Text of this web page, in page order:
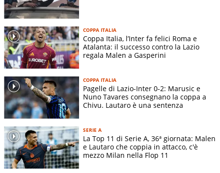
COPPA ITALIA
Coppa Italia, l’Inter fa felici Roma e
Atalanta: il successo contro la Lazio
regala Malen a Gasperini
COPPA ITALIA
Pagelle di Lazio-Inter 0-2: Marusic e
Nuno Tavares consegnano la coppa a
Chivu. Lautaro è una sentenza
SERIE A
La Top 11 di Serie A, 36ª giornata: Malen
e Lautaro che coppia in attacco, c'è
mezzo Milan nella Flop 11